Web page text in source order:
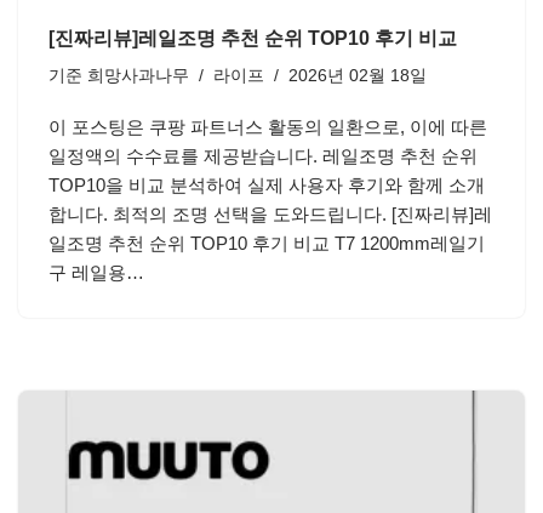
[진짜리뷰]레일조명 추천 순위 TOP10 후기 비교
기준 희망사과나무 라이프 2026년 02월 18일
이 포스팅은 쿠팡 파트너스 활동의 일환으로, 이에 따른
일정액의 수수료를 제공받습니다. 레일조명 추천 순위
TOP10을 비교 분석하여 실제 사용자 후기와 함께 소개
합니다. 최적의 조명 선택을 도와드립니다. [진짜리뷰]레
일조명 추천 순위 TOP10 후기 비교 T7 1200mm레일기
구 레일용…